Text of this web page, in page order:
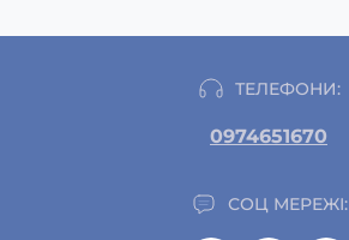
ТЕЛЕФОНИ:
0974651670
СОЦ МЕРЕЖІ: